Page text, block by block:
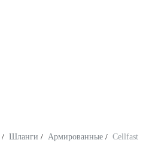
/ Шланги / Армированные / Cellfast